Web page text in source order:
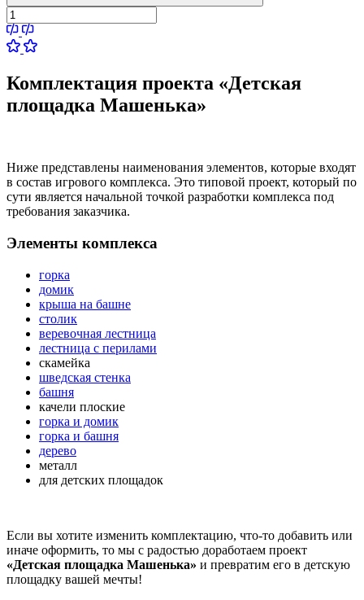
Комплектация проекта «Детская
площадка Машенька»
Ниже представлены наименования элементов, которые входят
в состав игрового комплекса. Это типовой проект, который по
сути является начальной точкой разработки комплекса под
требования заказчика.
Элементы комплекса
горка
домик
крыша на башне
столик
веревочная лестница
лестница с перилами
скамейка
шведская стенка
башня
качели плоские
горка и домик
горка и башня
дерево
металл
для детских площадок
Если вы хотите изменить комплектацию, что-то добавить или
иначе оформить, то мы с радостью доработаем проект
«Детская площадка Машенька» и превратим его в детскую
площадку вашей мечты!